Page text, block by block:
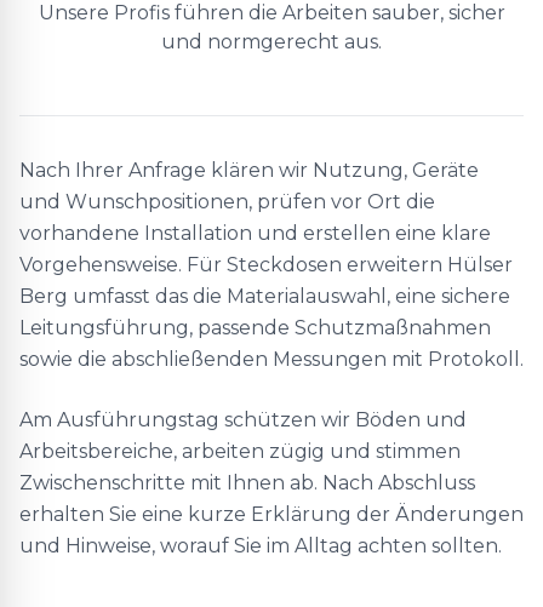
Unsere Profis führen die Arbeiten sauber, sicher
und normgerecht aus.
Nach Ihrer Anfrage klären wir Nutzung, Geräte
und Wunschpositionen, prüfen vor Ort die
vorhandene Installation und erstellen eine klare
Vorgehensweise. Für Steckdosen erweitern Hülser
Berg umfasst das die Materialauswahl, eine sichere
Leitungsführung, passende Schutzmaßnahmen
sowie die abschließenden Messungen mit Protokoll.
Am Ausführungstag schützen wir Böden und
Arbeitsbereiche, arbeiten zügig und stimmen
Zwischenschritte mit Ihnen ab. Nach Abschluss
erhalten Sie eine kurze Erklärung der Änderungen
und Hinweise, worauf Sie im Alltag achten sollten.